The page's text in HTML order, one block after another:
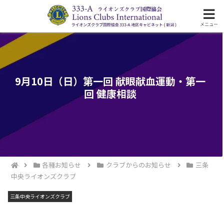
ライオンズクラブ国際協会333-A地区の活動
9月10日（日）第一回 献眼献血運動・第一
回 健康相談
各種お知らせ クラブからのお知らせ
三条
中央ライオンズクラブ
三条中央ライオンズクラブ
メニュー